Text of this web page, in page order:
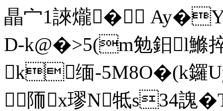
瞐宀1誺爖�
D-k@�>5(m勉鈤l鰷
k缅-5M8O�(k鑼
陑x璆N牴s34謉